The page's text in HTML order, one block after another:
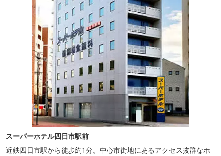
スーパーホテル四日市駅前
近鉄四日市駅から徒歩約1分。中心市街地にあるアクセス抜群なホ